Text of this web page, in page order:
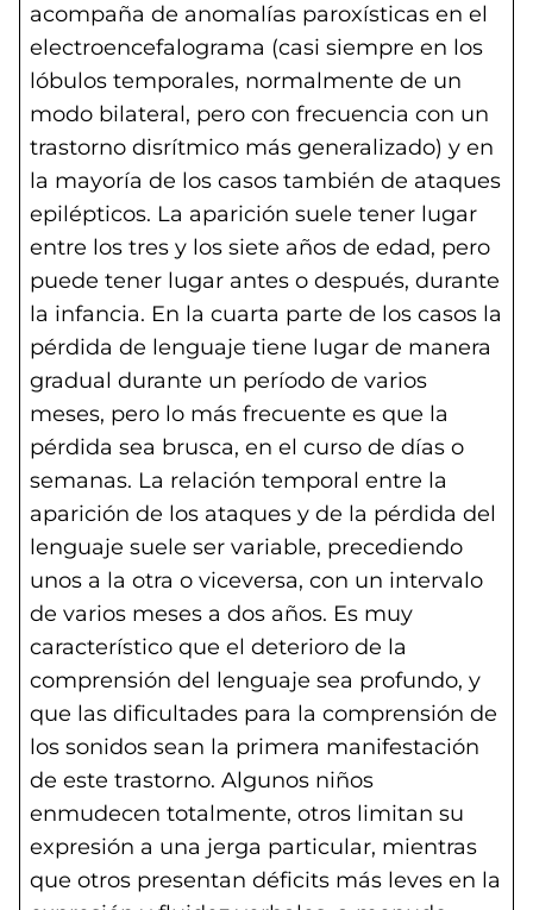
acompaña de anomalías paroxísticas en el
electroencefalograma (casi siempre en los
lóbulos temporales, normalmente de un
modo bilateral, pero con frecuencia con un
trastorno disrítmico más generalizado) y en
la mayoría de los casos también de ataques
epilépticos. La aparición suele tener lugar
entre los tres y los siete años de edad, pero
puede tener lugar antes o después, durante
la infancia. En la cuarta parte de los casos la
pérdida de lenguaje tiene lugar de manera
gradual durante un período de varios
meses, pero lo más frecuente es que la
pérdida sea brusca, en el curso de días o
semanas. La relación temporal entre la
aparición de los ataques y de la pérdida del
lenguaje suele ser variable, precediendo
unos a la otra o viceversa, con un intervalo
de varios meses a dos años. Es muy
característico que el deterioro de la
comprensión del lenguaje sea profundo, y
que las dificultades para la comprensión de
los sonidos sean la primera manifestación
de este trastorno. Algunos niños
enmudecen totalmente, otros limitan su
expresión a una jerga particular, mientras
que otros presentan déficits más leves en la